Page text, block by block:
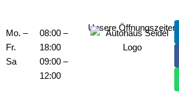
Unsere Öffnungszeiten
Mo. –
Fr.
Sa
08:00 –
18:00
09:00 –
12:00